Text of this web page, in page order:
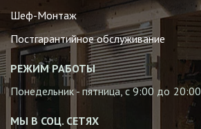
Шеф-Монтаж
Постгарантийное обслуживание
РЕЖИМ РАБОТЫ
Понедельник - пятница, с 9:00 до 20:00
МЫ В СОЦ. СЕТЯХ